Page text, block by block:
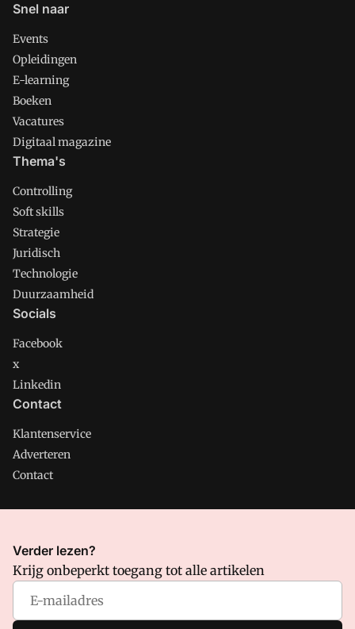
Snel naar
Events
Opleidingen
E-learning
Boeken
Vacatures
Digitaal magazine
Thema's
Controlling
Soft skills
Strategie
Juridisch
Technologie
Duurzaamheid
Socials
Facebook
x
Linkedin
Contact
Klantenservice
Adverteren
Contact
CMweb is onderdeel van VMN media. Lees in
waar VMN media voor staat. Op gebruik van deze site zijn de
volgende regelingen van toepassing:Algemene Voorwaarden
Privacy en Cookie beleid
Verder lezen?
Krijg onbeperkt toegang tot alle artikelen